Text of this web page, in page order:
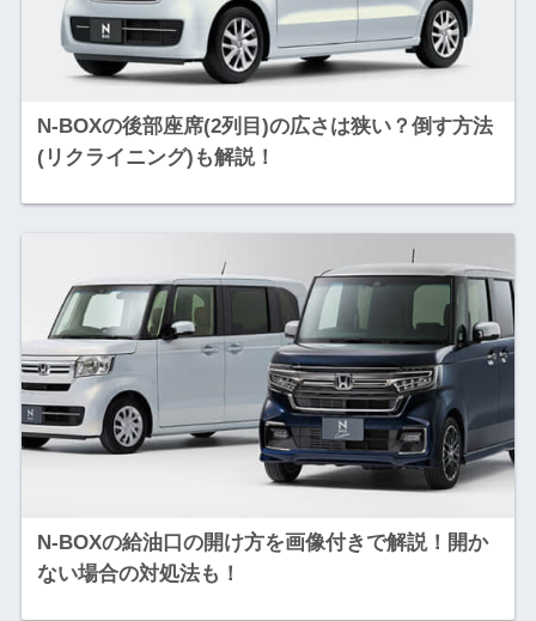
N-BOXの後部座席(2列目)の広さは狭い？倒す方法
(リクライニング)も解説！
N-BOXの給油口の開け方を画像付きで解説！開か
ない場合の対処法も！